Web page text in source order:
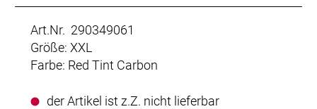
Art.Nr. 290349061
Größe: XXL
Farbe: Red Tint Carbon
der Artikel ist z.Z. nicht lieferbar